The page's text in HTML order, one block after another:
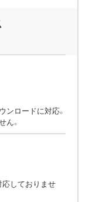
ンロードに対応。
ん。
応しておりませ